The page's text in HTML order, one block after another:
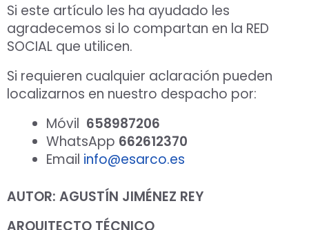
Si este artículo les ha ayudado les
agradecemos si lo compartan en la RED
SOCIAL que utilicen.
Si requieren cualquier aclaración pueden
localizarnos en nuestro despacho por:
Móvil 658987206
WhatsApp 662612370
Email info@esarco.es
AUTOR: AGUSTÍN JIMÉNEZ REY